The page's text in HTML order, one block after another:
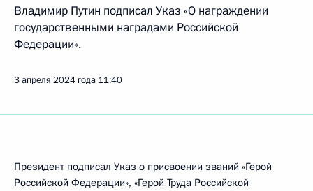
Владимир Путин подписал Указ «О награждении
государственными наградами Российской
Федерации».
3 апреля 2024 года 11:40
Президент подписал Указ о присвоении званий «Герой
Российской Федерации», «Герой Труда Российской